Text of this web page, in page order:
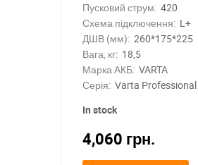
Пусковий струм: 420
Схема підключення: L+
ДШВ (мм): 260*175*225
Вага, кг: 18,5
Марка АКБ: VARTA
Серія: Varta
In stock
4,060 грн.